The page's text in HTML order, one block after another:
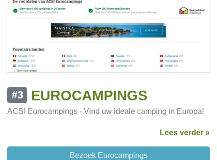
#3 EUROCAMPINGS
ACSI Eurocampings - Vind uw ideale camping in Europa!
Lees verder »
Bezoek Eurocampings